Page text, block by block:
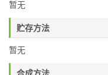
暂无
贮存方法
暂无